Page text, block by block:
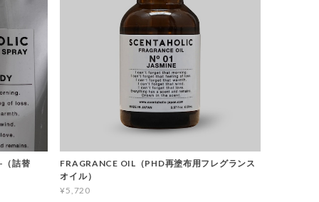
詰替
FRAGRANCE OIL（PHD再塗布用フレグランス
オイル）
¥5,720